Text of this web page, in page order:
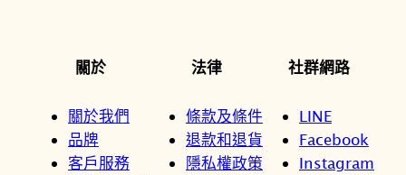
關於
關於我們
品牌
客戶服務
法律
條款及條件
退款和退貨
隱私權政策
社群網路
LINE
Facebook
Instagram